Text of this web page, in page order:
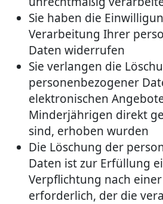
Sie haben die
Verarbeitung Ihrer
Daten widerrufen
Sie verlangen die
personenbezogener
elektronischen
Minderjährigen direkt
sind, erhoben wurden
Die Löschung der
Daten ist zur Erfüllung
Verpflichtung nach
erforderlich, der die